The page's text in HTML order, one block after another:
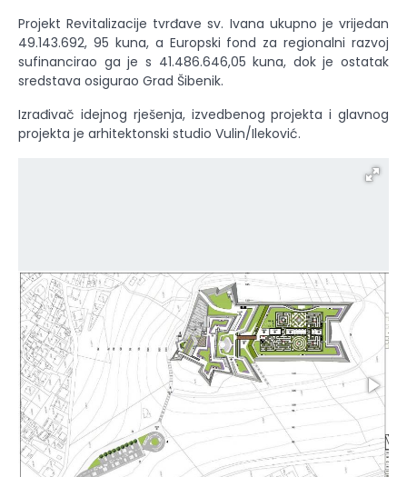
Projekt Revitalizacije tvrđave sv. Ivana ukupno je vrijedan
49.143.692, 95 kuna, a Europski fond za regionalni razvoj
sufinancirao ga je s 41.486.646,05 kuna, dok je ostatak
sredstava osigurao Grad Šibenik.
Izrađivač idejnog rješenja, izvedbenog projekta i glavnog
projekta je arhitektonski studio Vulin/Ileković.